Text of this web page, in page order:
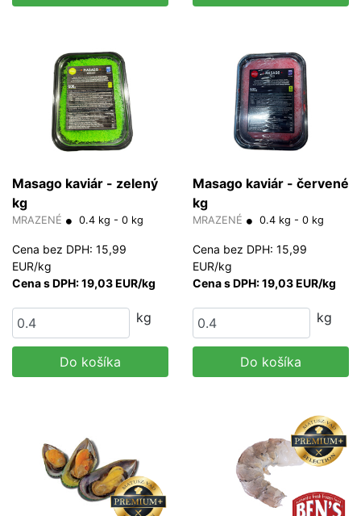
Masago kaviár - zelený
kg
MRAZENÉ 0.4 kg - 0 kg
Cena bez DPH: 15,99
EUR/kg
Cena s DPH: 19,03 EUR/kg
kg
Do košíka
Masago kaviár - červené
kg
MRAZENÉ 0.4 kg - 0 kg
Cena bez DPH: 15,99
EUR/kg
Cena s DPH: 19,03 EUR/kg
kg
Do košíka